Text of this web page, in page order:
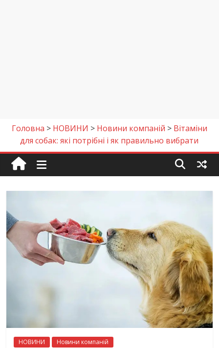
Головна > НОВИНИ > Новини компаній > Вітаміни
для собак: які потрібні і як правильно вибрати
НОВИНИ Новини компаній